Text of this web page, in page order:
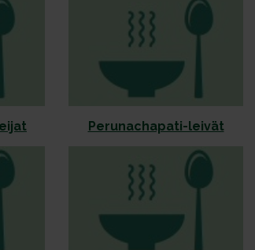
Perunachapati-leivät